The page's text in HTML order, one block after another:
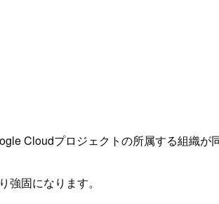
Cloudプロジェクトの所属する組織が
固になります。